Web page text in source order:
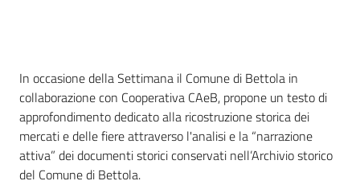
Mediateca
Giuseppe
Guglielmi
Cos'è
In occasione della Settimana il Comune di Bettola in
collaborazione con Cooperativa CAeB, propone un testo di
approfondimento dedicato alla ricostruzione storica dei
mercati e delle fiere attraverso l'analisi e la “narrazione
attiva” dei documenti storici conservati nell’Archivio storico
del Comune di Bettola.